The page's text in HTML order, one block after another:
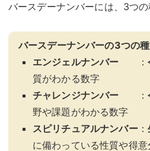
バースデーナンバーには、3つの
バースデーナンバーの3つの
エンジェルナンバー
：
質がわかる数字
チャレンジナンバー
：
野や課題がわかる数字
スピリチュアルナンバー：
に備わっている性質や得